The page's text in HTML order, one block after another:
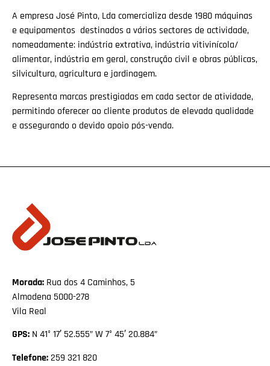
A empresa José Pinto, Lda comercializa desde 1980 máquinas
e equipamentos destinados a vários sectores de actividade,
nomeadamente: indústria extrativa, indústria vitivinícola/
alimentar, indústria em geral, construção civil e obras públicas,
silvicultura, agricultura e jardinagem.
Representa marcas prestigiadas em cada sector de atividade,
permitindo oferecer ao cliente produtos de elevada qualidade
e assegurando o devido apoio pós-venda.
Morada: Rua dos 4 Caminhos, 5
Almodena 5000-278
Vila Real
GPS: N 41° 17′ 52.555” W 7° 45′ 20.884”
Telefone:259 321 820